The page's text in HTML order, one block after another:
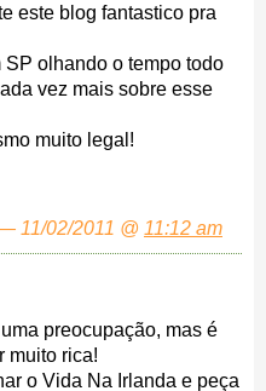
este blog fantastico pra
olhando o tempo todo
vez mais sobre esse
muito legal!
11/02/2011 @ 11:12 am
preocupação, mas é
muito rica!
o Vida Na Irlanda e peça